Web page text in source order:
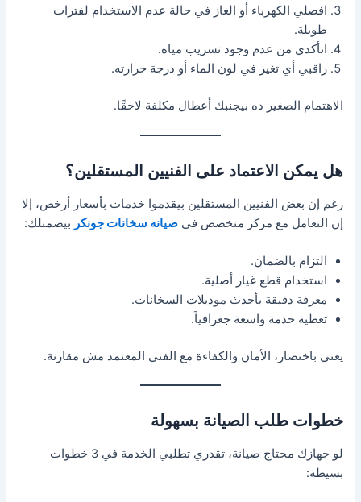
افصلي الكهرباء أو الغاز في حالة عدم الاستخدام لفترات
طويلة.
اتأكدي من عدم وجود تسريب مياه.
راقبي أي تغير في لون الماء أو درجة حرارته.
الاهتمام الصغير ده بيجنبك أعطال مكلفة لاحقًا.
هل يمكن الاعتماد على الفنيين المستقلين؟
رغم إن بعض الفنيين المستقلين بيقدموا خدمات بأسعار أرخص، إلا
إن التعامل مع مركز متخصص فيصيانه سخانات جونكر بيضمنلك:
التزام بالضمان.
استخدام قطع غيار أصلية.
معرفة دقيقة بأحدث موديلات السخانات.
تغطية خدمة واسعة جغرافياً.
يعني باختصار، الأمان والكفاءة مع الفني المعتمد مش مقارنة.
خطوات طلب الصيانة بسهولة
لو جهازك محتاج صيانة، تقدري تطلبي الخدمة في 3 خطوات
بسيطة: